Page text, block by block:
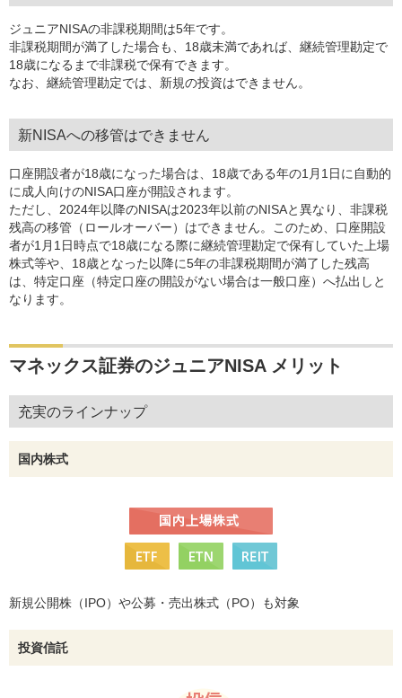
ジュニアNISAの非課税期間は5年です。
非課税期間が満了した場合も、18歳未満であれば、継続管理勘定で
18歳になるまで非課税で保有できます。
なお、継続管理勘定では、新規の投資はできません。
新NISAへの移管はできません
口座開設者が18歳になった場合は、18歳である年の1月1日に自動的
に成人向けのNISA口座が開設されます。
ただし、2024年以降のNISAは2023年以前のNISAと異なり、非課税
残高の移管（ロールオーバー）はできません。このため、口座開設
者が1月1日時点で18歳になる際に継続管理勘定で保有していた上場
株式等や、18歳となった以降に5年の非課税期間が満了した残高
は、特定口座（特定口座の開設がない場合は一般口座）へ払出しと
なります。
マネックス証券のジュニアNISA メリット
充実のラインナップ
国内株式
新規公開株（IPO）や公募・売出株式（PO）も対象
投資信託